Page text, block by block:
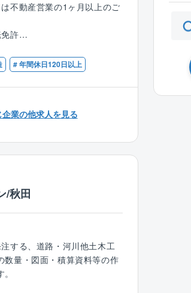
望のヒアリング、プラン作
調査、現地調査、役所調査
談等
存分に発揮していただける
マホーム価格
180,000組
平均（年間）約171組
平均（年間）10.25棟（約10
不動産営業の1ヶ月以上のご
許
5年以上がある方
資格保有者
# 年間休日120日以上
企業の他求人を見る
/秋田
する、道路・河川他土木工
数量・図面・積算資料等の作